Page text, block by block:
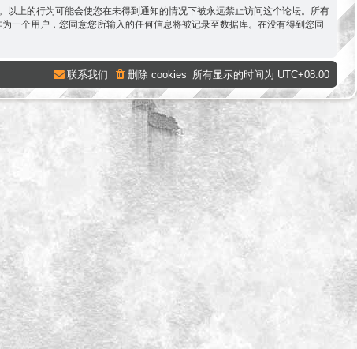
上的行为可能会使您在未得到通知的情况下被永远禁止访问这个论坛。所有
一个用户，您同意您所输入的任何信息将被记录至数据库。在没有得到您同
所有显示的时间为 UTC+08:00
删除 cookies
联系我们